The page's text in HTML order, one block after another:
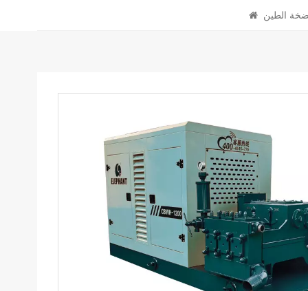
الطين